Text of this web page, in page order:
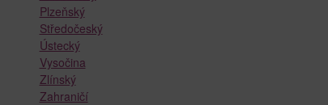
Plzeňský
Středočeský
Ústecký
Vysočina
Zlínský
Zahraničí